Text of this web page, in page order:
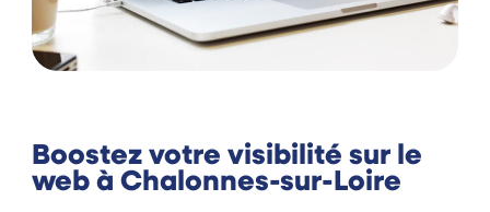
Boostez votre visibilité sur le
web à Chalonnes-sur-Loire